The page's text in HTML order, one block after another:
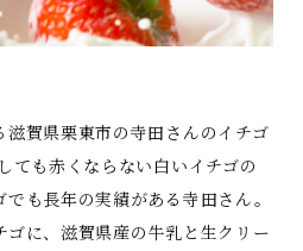
賀県栗東市の寺田さんのイチゴ
ても赤くならない白いイチゴの
も長年の実績がある寺田さん。
に、滋賀県産の牛乳と生クリー